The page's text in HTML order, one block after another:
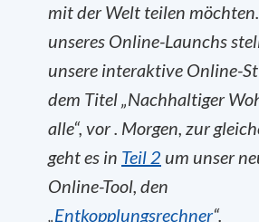
mit der Welt teilen
unseres Online-Launchs
unsere interaktive Online-
dem Titel „Nachhaltiger
alle“, vor . Morgen, zur
geht es in Teil 2 um unser
Online-Tool, den
„Entkopplungsrechner“.